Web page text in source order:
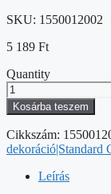
SKU: 1550012002
5 189 Ft
Quantity
Standard
LED
sorolható
karácsonyi
füzér,
10
Kosárba teszem
Cikkszám:
dekoráció|Standard
Leírás